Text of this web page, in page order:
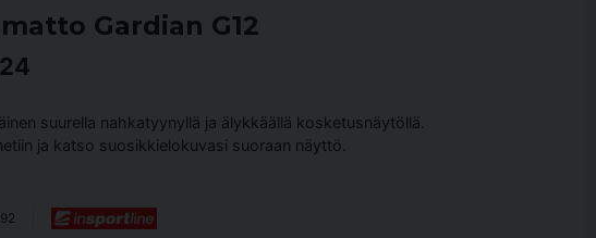
Gardian G12
suurella nahkatyynyllä ja älykkäällä kosketusnäytöllä.
ja katso suosikkielokuvasi suoraan näyttö.